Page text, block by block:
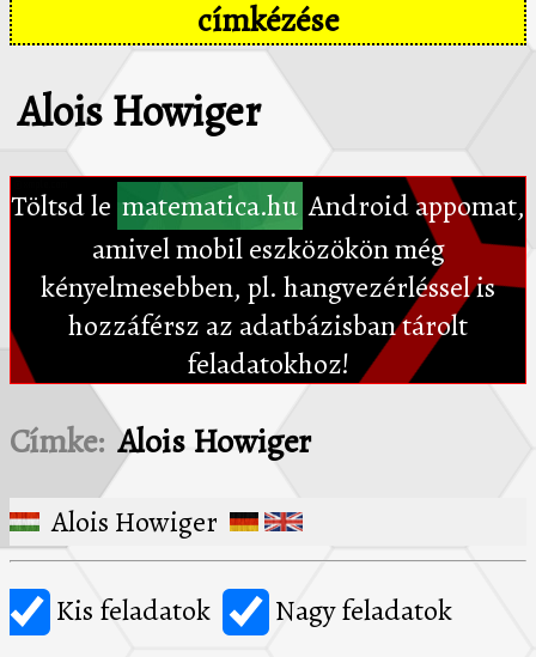
címkézése
Alois Howiger
Töltsd le matematica.hu Android appomat,
amivel mobil eszközökön még
kényelmesebben, pl. hangvezérléssel is
hozzáférsz az adatbázisban tárolt
feladatokhoz!
Címke: Alois Howiger
Alois Howiger
Kis feladatok
Nagy feladatok